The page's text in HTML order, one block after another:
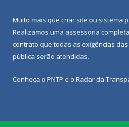
Muito mais que criar site ou sistema
Realizamos uma assessoria
contrato que todas as exigências das
pública serão atendidas.
Conheça o PNTP e o Radar da